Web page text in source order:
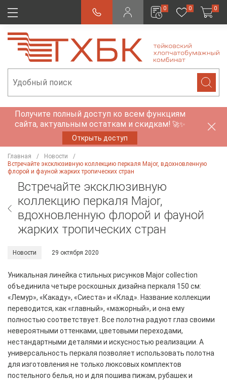
0 0 0
Получите полный доступ ко всем функциям
сайта, актуальным остаткам и скидкам! 🚀✨
Открыть доступ
Главная
Новости
Встречайте эксклюзивную коллекцию перкаля Major, вдохновленную
флорой и фауной жарких тропических стран
Встречайте эксклюзивную
коллекцию перкаля Major,
вдохновленную флорой и фауной
жарких тропических стран
Новости 29 октября 2020
Уникальная линейка стильных рисунков Major collection
объединила четыре роскошных дизайна перкаля 150 см:
«Лемур», «Какаду», «Сиеста» и «Клад». Название коллекции
переводится, как «главный», «мажорный», и она ему
полностью соответствует. Все полотна радуют глаз своими
невероятными оттенками, цветовыми переходами,
нестандартными деталями и искусностью реализации. А
универсальность перкаля позволяет использовать полотна
для изготовления не только люксовых комплектов
постельного белья, но и для пошива пижам, рубашек и